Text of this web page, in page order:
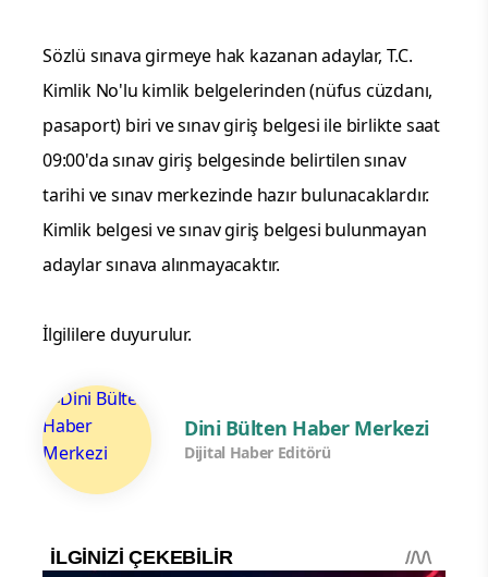
Sözlü sınava girmeye hak kazanan adaylar, T.C.
Kimlik No'lu kimlik belgelerinden (nüfus cüzdanı,
pasaport) biri ve sınav giriş belgesi ile birlikte saat
09:00'da sınav giriş belgesinde belirtilen sınav
tarihi ve sınav merkezinde hazır bulunacaklardır.
Kimlik belgesi ve sınav giriş belgesi bulunmayan
adaylar sınava alınmayacaktır.
İlgililere duyurulur.
Dini Bülten Haber Merkezi
Dijital Haber Editörü